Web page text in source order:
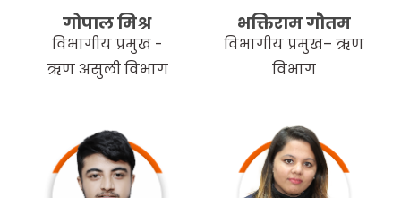
गोपाल मिश्र
विभागीय प्रमुख -
ऋण असुली विभाग
भक्तिराम गौतम
विभागीय प्रमुख– ऋण
विभाग